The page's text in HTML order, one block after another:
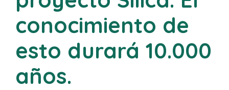
conocimiento de
esto durará 10.000
años.